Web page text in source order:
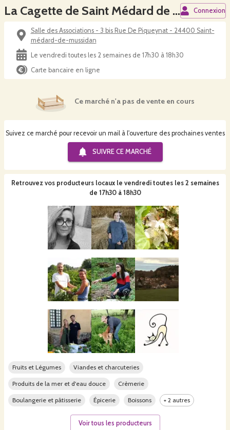
La Cagette de Saint Médard de Mussidan Connexion
Salle des Associations - 3 bis Rue De Piqueynat - 24400 Saint-
médard-de-mussidan
Le vendredi toutes les 2 semaines de 17h30 à 18h30
Carte bancaire en ligne
Ce marché n'a pas de vente en cours
Suivez ce marché pour recevoir un mail à l'ouverture des prochaines ventes
SUIVRE CE MARCHÉ
Retrouvez vos producteurs locaux le vendredi toutes les 2 semaines
de 17h30 à 18h30
Fruits et Légumes Viandes et charcuteries
Produits de la mer et d'eau douce Crèmerie
Boulangerie et pâtisserie Épicerie Boissons + 2 autres
Voir tous les producteurs